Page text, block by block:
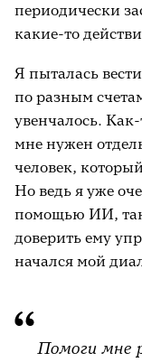
периодически
какие-то
Я пыталась
по разным
увенчалось.
мне нужен
человек,
Но ведь я уже
помощью ИИ,
доверить ему
начался мой
Помоги мне